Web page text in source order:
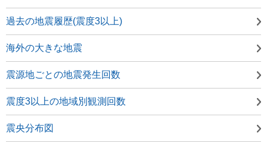
過去の地震履歴(震度3以上)
海外の大きな地震
震源地ごとの地震発生回数
震度3以上の地域別観測回数
震央分布図